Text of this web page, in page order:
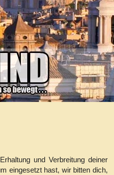
und Verbreitung deiner
eingesetzt hast, wir bitten dich,